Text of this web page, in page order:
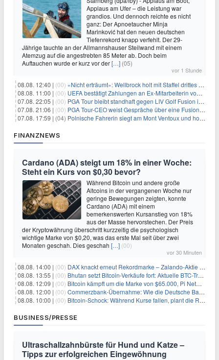
Applaus am Ufer – die Leistung war
grandios. Und dennoch reichte es nicht
ganz: Der Apnoetaucher Minja
Marinković hat den neuen deutschen
Tiefenrekord knapp verfehlt. Der 29-
Jährige tauchte an der Allmannshauser Steilwand mit einem
Atemzug auf die angestrebten 85 Meter ab. Doch beim
Auftauchen wurde er kurz vor der[…] (05)
vor 1 Stunde
08.08. 12:40 | (00) «Nicht erträumt»: Wellbrock holt mit Staffel drittes EM-Gold
08.08. 11:00 | (00) UEFA bestätigt Zahlungen an Ex-Mitarbeiterin von Infantino
07.08. 22:05 | (00) PGA Tour bleibt standhaft gegen LIV Golf Fusion in einem sich wandelnden Sportumfeld
07.08. 21:06 | (00) PGA Tour-CEO weist Gespräche über eine Fusion mit LIV Golf zurück und bekräftigt die Wettbewerbslandschaft
07.08. 17:59 | (04) Polnische Fahrerin siegt am Mont Ventoux und holt Tour-Gelb
FINANZNEWS
Cardano (ADA) steigt um 18% in einer Woche:
Steht ein Kurs von $0,30 bevor?
Während Bitcoin und andere große
Altcoins in der vergangenen Woche nur
geringe Bewegungen zeigten, konnte
Cardano (ADA) mit einem
bemerkenswerten Kursanstieg von 18%
aus der Masse hervorstechen. Der Preis
der Kryptowährung überschritt kurzzeitig die psychologisch
wichtige Marke von $0,20, was das erste Mal seit über zwei
Monaten geschah. Dies geschah […] (00)
vor 30 Minuten
08.08. 14:00 | (00) DAX knackt erneut Rekordmarke – Zalando-Aktie crasht nach Quartalszahlen
08.08. 13:55 | (00) Bhutan setzt Bitcoin-Verkäufe fort: Aktuelle BTC-Transaktionen
08.08. 12:09 | (00) Bitcoin kämpft um die Marke von $65.000, Pi Network gewinnt an Unterstützung
08.08. 12:00 | (00) Commerzbank-Übernahme: Wie die Deutsche Bank im Schatten zum großen Gewinner wird
08.08. 10:00 | (00) Bitcoin-Schock: Während Kurse fallen, plant die Regierung die Steuer-Bombe
BUSINESS/PRESSE
Ultraschallzahnbürste für Hund und Katze –
Tipps zur erfolgreichen Eingewöhnung